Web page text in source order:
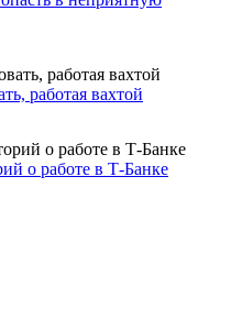
работая вахтой
о работе в Т-Банке